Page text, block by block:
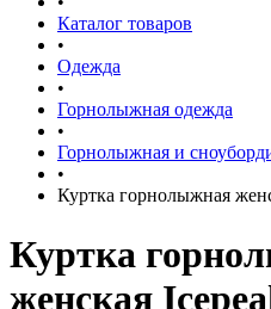
Каталог товаров
•
Одежда
•
Горнолыжная одежда
•
Горнолыжная и
•
Куртка горнолыжная
Куртка
женская